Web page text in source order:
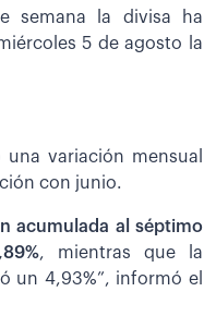
semana la divisa ha
5 de agosto la
variación mensual
con junio.
acumulada al séptimo
, mientras que la
un 4,93%”, informó el